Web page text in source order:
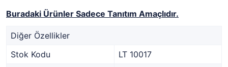
Buradaki Ürünler Sadece Tanıtım Amaçlıdır.
Diğer Özellikler
Stok Kodu
LT 10017